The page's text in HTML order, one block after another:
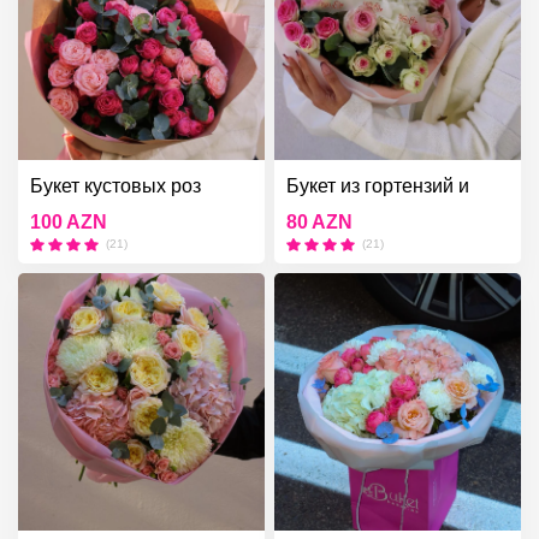
Букет кустовых роз
100 AZN
(21)
Букет из гортензий и
кустовых роз
80 AZN
(21)